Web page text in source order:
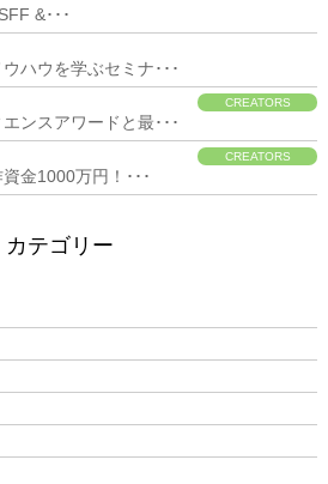
&･･･
ハウを学ぶセミナ･･･
CREATORS
ンスアワードと最･･･
CREATORS
金1000万円！･･･
カテゴリー